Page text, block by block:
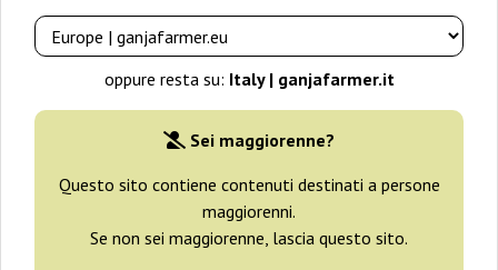
oppure resta su: Italy | ganjafarmer.it
Sei maggiorenne?
Questo sito contiene contenuti destinati a persone
maggiorenni.
Se non sei maggiorenne, lascia questo sito.